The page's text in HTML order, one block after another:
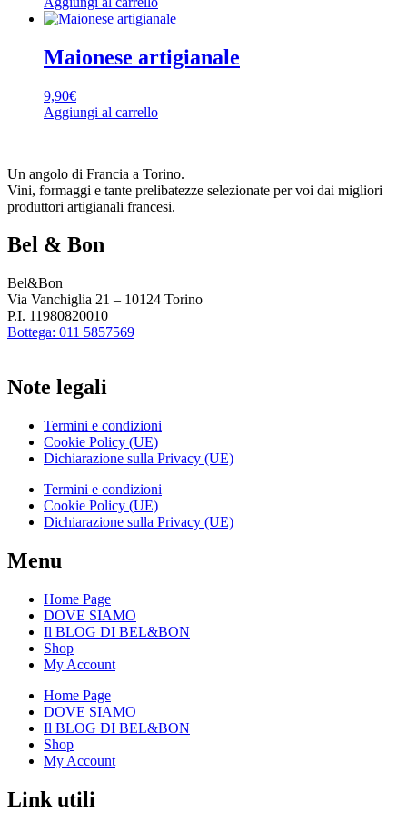
Maionese artigianale
9,90€
Aggiungi al carrello
Un angolo di Francia a Torino.
Vini, formaggi e tante prelibatezze selezionate per voi dai migliori
produttori artigianali francesi.
Bel & Bon
Bel&Bon
Via Vanchiglia 21 – 10124 Torino
P.I. 11980820010
Bottega: 011 5857569
Note legali
Termini e condizioni
Cookie Policy (UE)
Dichiarazione sulla Privacy (UE)
Termini e condizioni
Cookie Policy (UE)
Dichiarazione sulla Privacy (UE)
Menu
Home Page
DOVE SIAMO
Il BLOG DI BEL&BON
Shop
My Account
Home Page
DOVE SIAMO
Il BLOG DI BEL&BON
Shop
My Account
Link utili